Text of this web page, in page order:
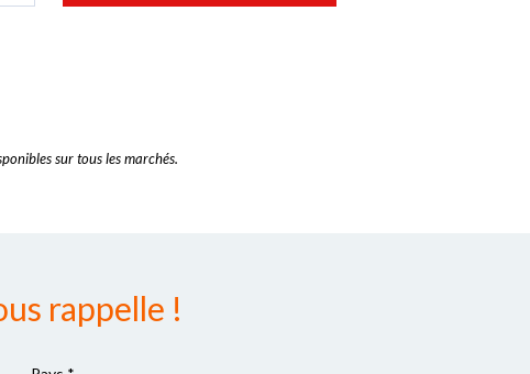
sur tous les marchés.
rappelle !